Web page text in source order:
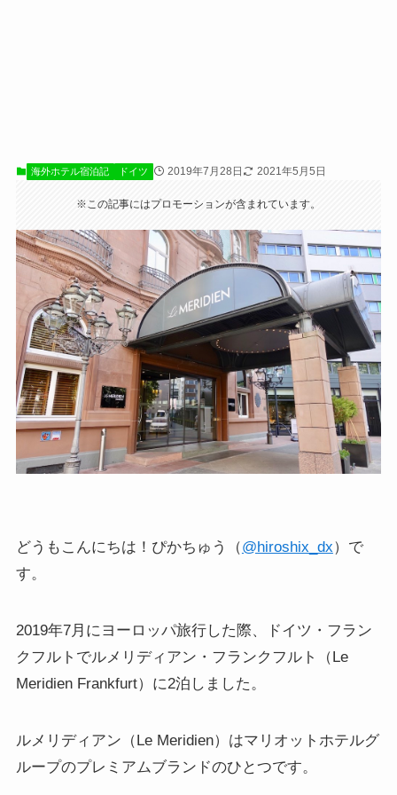
海外ホテル宿泊記 ドイツ 2019年7月28日 2021年5月5日
※この記事にはプロモーションが含まれています。
どうもこんにちは！ぴかちゅう（@hiroshix_dx）で
す。
2019年7月にヨーロッパ旅行した際、ドイツ・フラン
クフルトでルメリディアン・フランクフルト（Le
Meridien Frankfurt）に2泊しました。
ルメリディアン（Le Meridien）はマリオットホテルグ
ループのプレミアムブランドのひとつです。